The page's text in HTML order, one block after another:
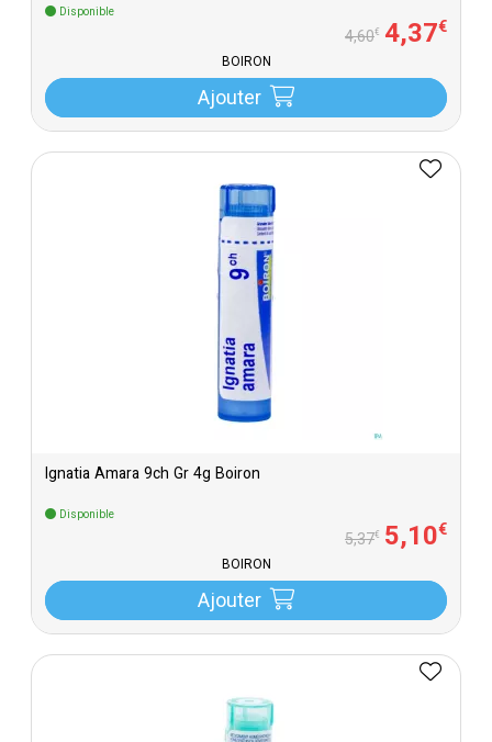
Disponible
4,60€ 4,37€
BOIRON
Ajouter
Ignatia Amara 9ch Gr 4g Boiron
Disponible
5,37€ 5,10€
BOIRON
Ajouter